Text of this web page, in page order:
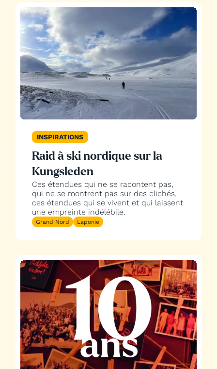
INSPIRATIONS
Raid à ski nordique sur la
Kungsleden
Ces étendues qui ne se racontent pas,
qui ne se montrent pas sur des clichés,
ces étendues qui se vivent et qui laissent
une empreinte indélébile.
Grand Nord Laponie